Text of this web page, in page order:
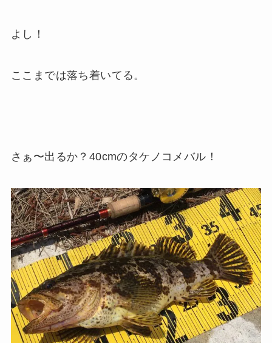
よし！
ここまでは落ち着いてる。
さぁ〜出るか？40cmのタケノコメバル！